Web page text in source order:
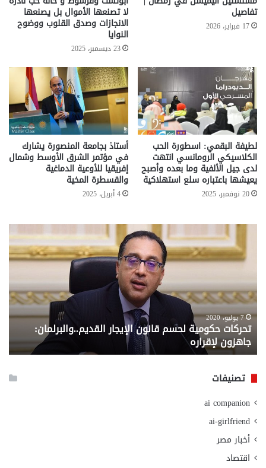
تفاصيل
17 فبراير، 2026
لا تصنعها الأموال بل يصنعها
الانجازات وصدق القلوب ووضوح
النوايا
23 ديسمبر، 2025
لطيفة البقمي: اسطورة الحب
الكلاسيكي الرومانسي انتهت
لدى جيل الألفية وما بعده وأصبح
يعيشها باعتباره سلع استهلاكية
20 نوفمبر، 2025
أستاذ بجامعة المنصورة يشارك
في مؤتمر الشرق الأوسط وشمال
إفريقيا للأوعية الدماغية
والقسطرة المخية
4 أبريل، 2025
تحركات
حكومية
لحسم
قانون
القديم..والبرلمان:
جاهزون
لإقراره
7 يوليو، 2020
تحركات حكومية لحسم قانون الإيجار القديم..والبرلمان:
جاهزون لإقراره
..
من
تصنيفات
ai companion
ai-girlfriend
أخبار مصر
اقتصاد